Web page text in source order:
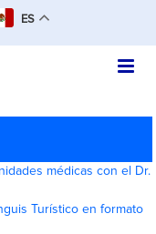
ES
médicas con el Dr.
Turístico en formato